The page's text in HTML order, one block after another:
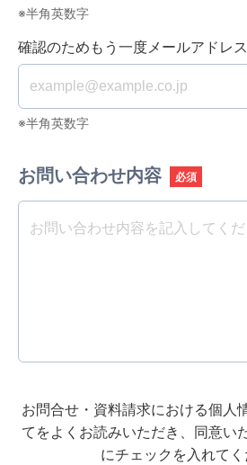
※半角英数字
確認のためもう一度メールアドレ
※半角英数字
お問い合わせ内容 必須
お問合せ・資料請求における個人
てをよくお読みいただき、 同意い
にチェックを入れてく